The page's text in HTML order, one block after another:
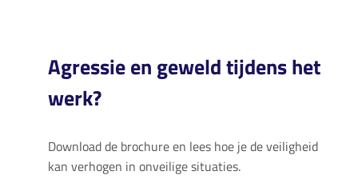
Agressie en geweld tijdens het
werk?
Download de brochure en lees hoe je de veiligheid
kan verhogen in onveilige situaties.